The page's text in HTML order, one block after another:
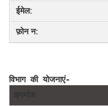
विभाग की योजनाएं-